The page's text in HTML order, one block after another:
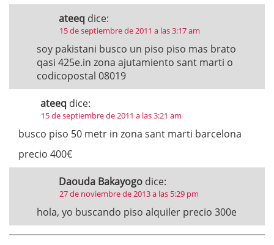
ateeq dice:
15 de septiembre de 2011 a las 3:17 am
soy pakistani busco un piso piso mas brato
qasi 425e.in zona ajutamiento sant marti o
codicopostal 08019
ateeq dice:
15 de septiembre de 2011 a las 3:21 am
busco piso 50 metr in zona sant marti barcelona
precio 400€
Daouda Bakayogo dice:
27 de noviembre de 2013 a las 5:29 pm
hola, yo buscando piso alquiler precio 300e